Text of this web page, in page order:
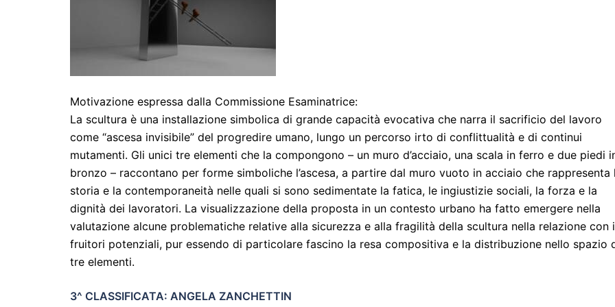
Motivazione espressa dalla Commissione Esaminatrice:
La scultura è una installazione simbolica di grande capacità evocativa che narra il sacrificio del lavoro
come “ascesa invisibile” del progredire umano, lungo un percorso irto di conflittualità e di continui
mutamenti. Gli unici tre elementi che la compongono – un muro d’acciaio, una scala in ferro e due piedi
bronzo – raccontano per forme simboliche l’ascesa, a partire dal muro vuoto in acciaio che rappresenta
storia e la contemporaneità nelle quali si sono sedimentate la fatica, le ingiustizie sociali, la forza e la
dignità dei lavoratori. La visualizzazione della proposta in un contesto urbano ha fatto emergere nella
valutazione alcune problematiche relative alla sicurezza e alla fragilità della scultura nella relazione con i
fruitori potenziali, pur essendo di particolare fascino la resa compositiva e la distribuzione nello spazio
tre elementi.
3^ CLASSIFICATA: ANGELA ZANCHETTIN